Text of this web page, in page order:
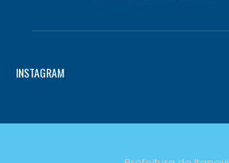
INSTAGRAM